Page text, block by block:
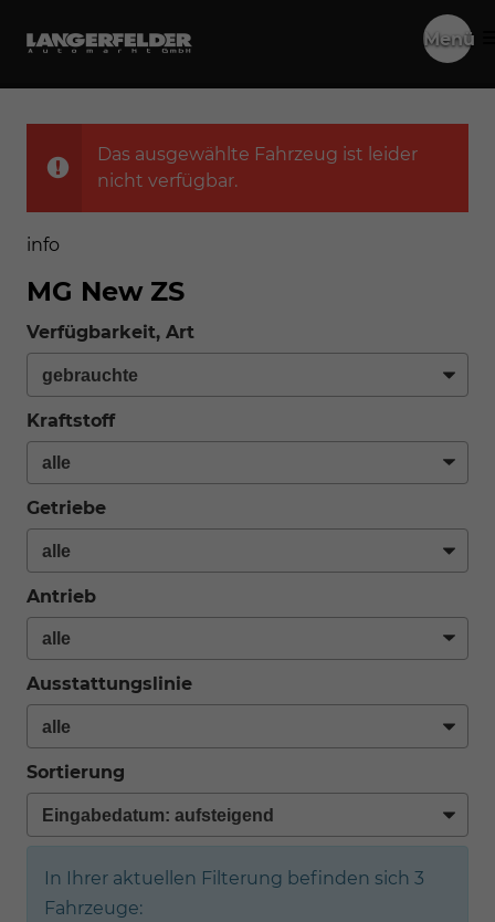
Menü
Das ausgewählte Fahrzeug ist leider
nicht verfügbar.
info
MG New ZS
Verfügbarkeit, Art
Kraftstoff
Getriebe
Antrieb
Ausstattungslinie
Sortierung
In Ihrer aktuellen Filterung befinden sich 3
Fahrzeuge: